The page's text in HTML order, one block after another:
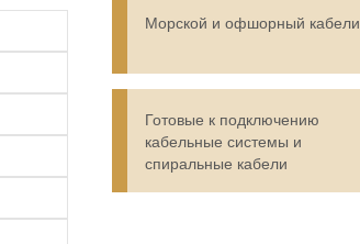
Морской и офшорный кабели
Готовые к подключению
кабельные системы и
спиральные кабели